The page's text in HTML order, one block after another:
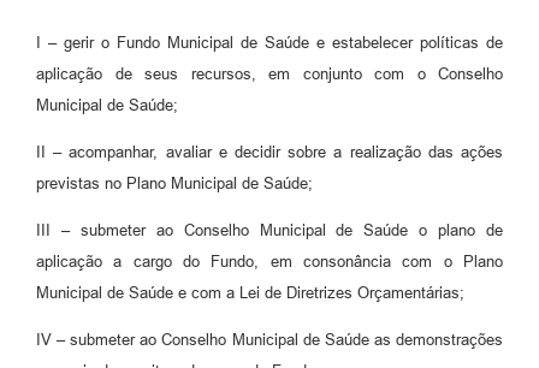
I – gerir o Fundo Municipal de Saúde e estabelecer políticas de
aplicação de seus recursos, em conjunto com o Conselho
Municipal de Saúde;
II – acompanhar, avaliar e decidir sobre a realização das ações
previstas no Plano Municipal de Saúde;
III – submeter ao Conselho Municipal de Saúde o plano de
aplicação a cargo do Fundo, em consonância com o Plano
Municipal de Saúde e com a Lei de Diretrizes Orçamentárias;
IV – submeter ao Conselho Municipal de Saúde as demonstrações